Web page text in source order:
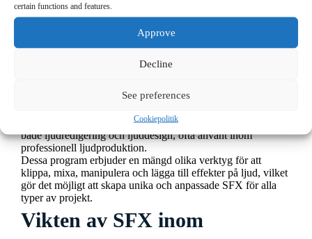
certain functions and features.
Approve
Decline
See preferences
Cookiepolitik
SFX-produktion
Det finns många olika verktyg och programvaror för att
skapa SFX. Några populära programvaror inkluderar:
: Ett industristandardprogram för ljudredigering
ljudredigeringsprogram som används för att skapa och
: Ett mångsidigt program som används för
både ljudredigering och ljuddesign, ofta använt inom
professionell ljudproduktion.
Dessa program erbjuder en mängd olika verktyg för att
klippa, mixa, manipulera och lägga till effekter på ljud, vilket
gör det möjligt att skapa unika och anpassade SFX för alla
typer av projekt.
Vikten av SFX inom